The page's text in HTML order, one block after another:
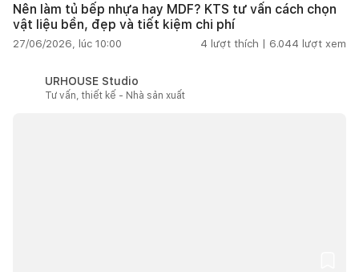
Nên làm tủ bếp nhựa hay MDF? KTS tư vấn cách chọn
vật liệu bền, đẹp và tiết kiệm chi phí
27/06/2026, lúc 10:00 4 lượt thích | 6.044 lượt xem
URHOUSE Studio
Tư vấn, thiết kế - Nhà sản xuất